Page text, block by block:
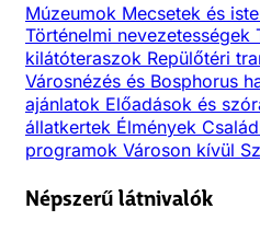
Múzeumok Mecsetek és
Történelmi nevezetességek
kilátóteraszok Repülőtéri
Városnézés és Bosphorus
ajánlatok Előadások és
állatkertek Élmények
programok Városon kívül
Népszerű látnivalók